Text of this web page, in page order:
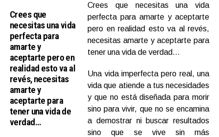
Crees que
necesitas una vida
perfecta para
amarte y
aceptarte pero en
realidad esto va al
revés, necesitas
amarte y
aceptarte para
tener una vida de
verdad…
Crees que necesitas una vida
perfecta para amarte y aceptarte
pero en realidad esto va al revés,
necesitas amarte y aceptarte para
tener una vida de verdad…
Una vida imperfecta pero real, una
vida que atiende a tus necesidades
y que no está diseñada para morir
sino para vivir, que no se encamina
a demostrar ni buscar resultados
sino que se vive sin más